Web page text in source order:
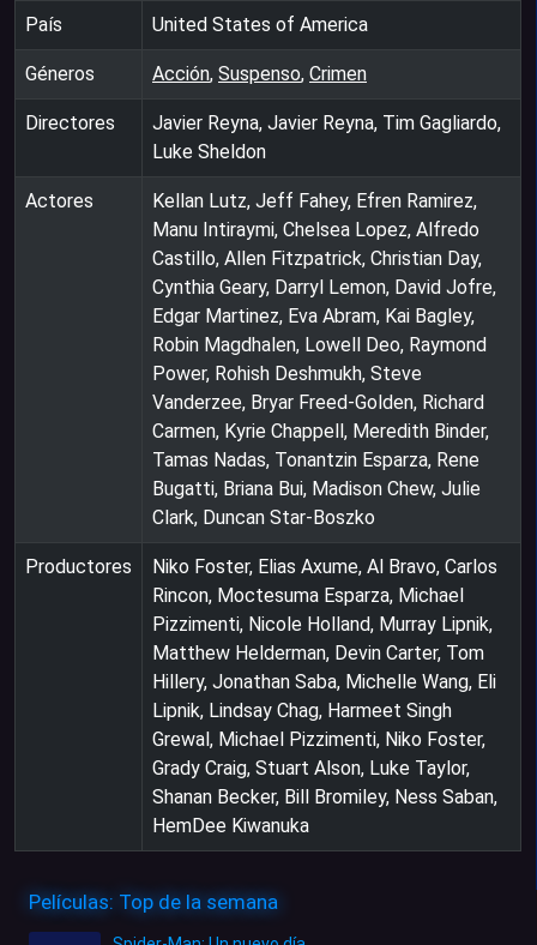
País United States of America
Géneros Acción, Suspenso, Crimen
Directores
Javier Reyna, Javier Reyna, Tim Gagliardo,
Luke Sheldon
Actores
Kellan Lutz, Jeff Fahey, Efren Ramirez,
Manu Intiraymi, Chelsea Lopez, Alfredo
Castillo, Allen Fitzpatrick, Christian Day,
Cynthia Geary, Darryl Lemon, David Jofre,
Edgar Martinez, Eva Abram, Kai Bagley,
Robin Magdhalen, Lowell Deo, Raymond
Power, Rohish Deshmukh, Steve
Vanderzee, Bryar Freed-Golden, Richard
Carmen, Kyrie Chappell, Meredith Binder,
Tamas Nadas, Tonantzin Esparza, Rene
Bugatti, Briana Bui, Madison Chew, Julie
Clark, Duncan Star-Boszko
Productores
Niko Foster, Elias Axume, Al Bravo, Carlos
Rincon, Moctesuma Esparza, Michael
Pizzimenti, Nicole Holland, Murray Lipnik,
Matthew Helderman, Devin Carter, Tom
Hillery, Jonathan Saba, Michelle Wang, Eli
Lipnik, Lindsay Chag, Harmeet Singh
Grewal, Michael Pizzimenti, Niko Foster,
Grady Craig, Stuart Alson, Luke Taylor,
Shanan Becker, Bill Bromiley, Ness Saban,
HemDee Kiwanuka
Películas: Top de la semana